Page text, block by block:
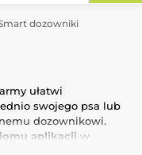
dozowniki
ułatwi
swojego psa lub
dozownikowi.
aplikacji w